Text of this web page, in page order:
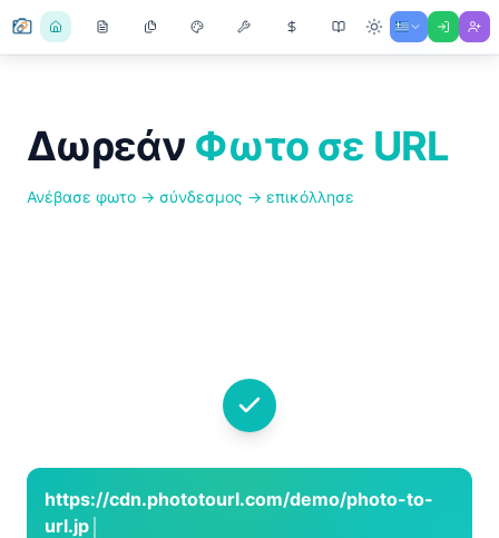
Δωρεάν Φωτο σε URL
Ανέβασε φωτο → σύνδεσμος → επικόλλησε
https://cdn.phototourl.com/demo/photo-to-
url.jpg